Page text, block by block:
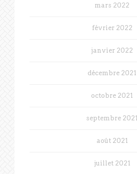
mars 2022
février 2022
janvier 2022
décembre 2021
octobre 2021
septembre 2021
août 2021
juillet 2021